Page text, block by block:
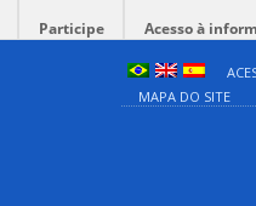
Participe Acesso à
MAPA DO SITE